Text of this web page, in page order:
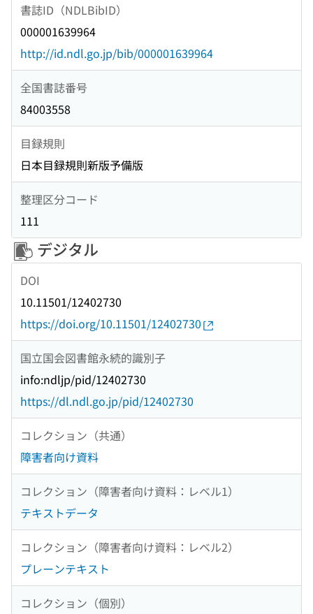
書誌ID（NDLBibID）
000001639964
http://id.ndl.go.jp/bib/000001639964
全国書誌番号
84003558
目録規則
日本目録規則新版予備版
整理区分コード
111
デジタル
DOI
10.11501/12402730
https://doi.org/10.11501/12402730
国立国会図書館永続的識別子
info:ndljp/pid/12402730
https://dl.ndl.go.jp/pid/12402730
コレクション（共通）
障害者向け資料
コレクション（障害者向け資料：レベル1）
テキストデータ
コレクション（障害者向け資料：レベル2）
プレーンテキスト
コレクション（個別）